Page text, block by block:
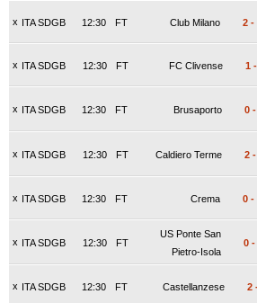
x ITA SDGB FT
12:30 Club Milano 2 -
x ITA SDGB FT
12:30 FC Clivense 1 -
x ITA SDGB FT
12:30 Brusaporto 0 -
x ITA SDGB FT
12:30 Caldiero Terme 2 -
x ITA SDGB FT
12:30 Crema 0 -
x ITA SDGB FT
12:30
US Ponte San
Pietro-Isola
0 -
x ITA SDGB FT
12:30 Castellanzese 2